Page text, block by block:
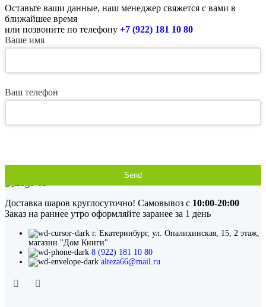
Оставьте ваши данные, наш менеджер свяжется с вами в
ближайшее время
или позвоните по телефону +7 (922) 181 10 80
Ваше имя
Ваш телефон
Send
This
should
be
blank
Доставка шаров круглосуточно! Самовывоз с 10:00-20:00
Заказ на раннее утро оформляйте заранее за 1 день
г. Екатеринбург, ул. Опалихинская, 15, 2 этаж,
магазин "Дом Книги"
8 (922) 181 10 80
alteza66@mail.ru